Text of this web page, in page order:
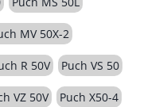
MV 50X-2
R 50V Puch VS 50
VZ 50V Puch X50-4